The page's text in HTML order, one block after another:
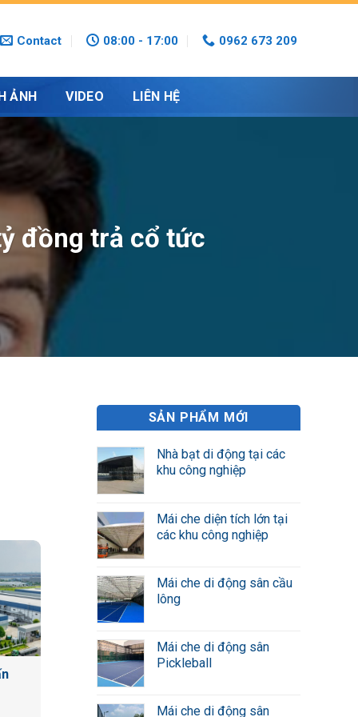
Contact 08:00 - 17:00 0962 673 209
ẢNH VIDEO LIÊN HỆ
đồng trả cổ tức
SẢN PHẨM MỚI
Nhà bạt di động tại các
khu công nghiệp
Mái che diện tích lớn tại
các khu công nghiệp
Mái che di động sân cầu
lông
Mái che di động sân
Pickleball
Mái che di động sân